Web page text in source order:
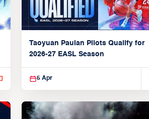
Taoyuan Pauian Pilots Qualify for
2026-27 EASL Season
5 Apr